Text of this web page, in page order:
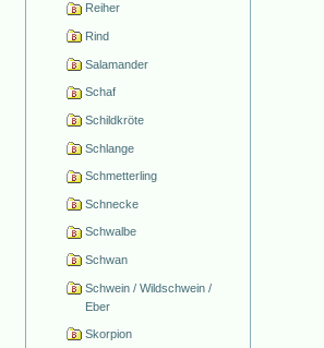
Reiher
Rind
Salamander
Schaf
Schildkröte
Schlange
Schmetterling
Schnecke
Schwalbe
Schwan
Schwein / Wildschwein /
Eber
Skorpion